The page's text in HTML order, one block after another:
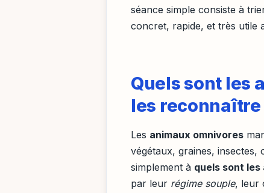
séance simple consiste à
concret, rapide, et très utile
Quels sont les
les reconnaître
Les animaux omnivores
végétaux, graines,
simplement à quels sont les
par leur régime souple, leur